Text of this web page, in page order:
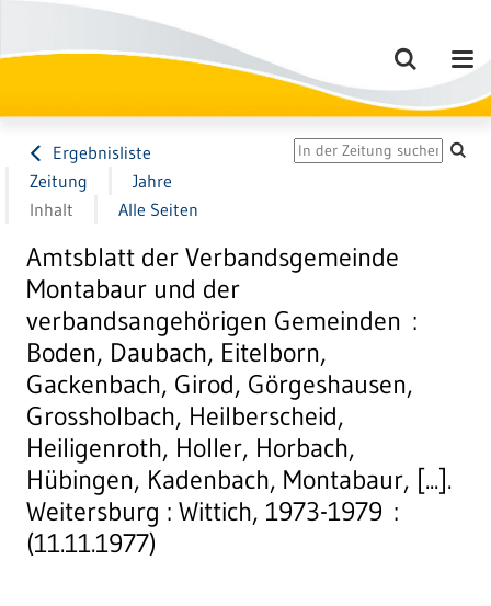
Ergebnisliste
Zeitung
Jahre
Inhalt
Alle Seiten
Amtsblatt der Verbandsgemeinde
Montabaur und der
verbandsangehörigen Gemeinden :
Boden, Daubach, Eitelborn,
Gackenbach, Girod, Görgeshausen,
Grossholbach, Heilberscheid,
Heiligenroth, Holler, Horbach,
Hübingen, Kadenbach, Montabaur, [...].
Weitersburg : Wittich, 1973-1979 :
(11.11.1977)